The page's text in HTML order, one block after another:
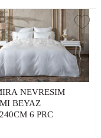
NEVRESIM
BEYAZ
6 PRC